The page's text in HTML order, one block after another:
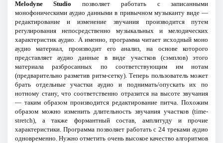
Melodyne Studio позволяет работать с записанными
монофоническими аудио данными в привычном музыканту виде —
редактирование и изменение звучания производится путем
регулирования непосредственно музыкальных и мелодических
характеристик аудио. А именно, программа читает исходный моно
аудио материал, производит его анализ, на основе которого
представляет аудио данные в виде участков (сэмплов) этого
материала разбросанных по соответствующим им нотам
(предварительно разметив ритм-сетку). Теперь пользователь может
брать отдельные участки аудио и поднимать/опускать их по
нотному стану, что соответственно отразится на высоте звучания
— таким образом производится редактирование питча. Похожим
образом можно изменить длительность звучания участков (time-
stretch), а также формантный состав, амплитуду и прочие
характеристики. Программа позволяет работать с 24 треками аудио
одновременно. Нужно отметить очень высокое качество алгоритмов